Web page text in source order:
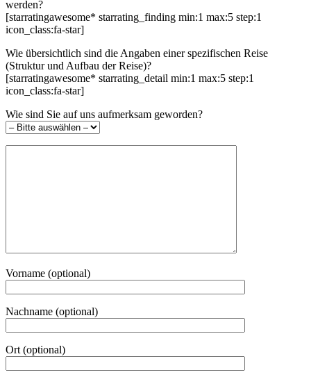
werden?
[starratingawesome* starrating_finding min:1 max:5 step:1
icon_class:fa-star]
Wie übersichtlich sind die Angaben einer spezifischen Reise
(Struktur und Aufbau der Reise)?
[starratingawesome* starrating_detail min:1 max:5 step:1
icon_class:fa-star]
Wie sind Sie auf uns aufmerksam geworden?
Vorname (optional)
Nachname (optional)
Ort (optional)